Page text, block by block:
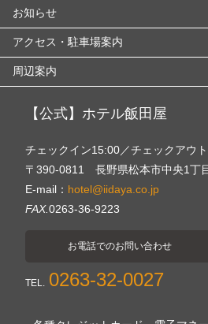
お知らせ
アクセス・駐車場案内
周辺案内
【公式】ホテル飯田屋
チェックイン15:00／チェックアウ
〒390-0811 長野県松本市中央1丁
E-mail： hotel@iidaya.co.jp
FAX.0263-36-9223
お電話でのお問い合わせ
TEL. 0263-32-0027